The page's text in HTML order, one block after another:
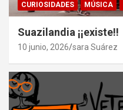
CURIOSIDADES MÚSICA
Suazilandia ¡¡existe!!
10 junio, 2026 sara Suárez